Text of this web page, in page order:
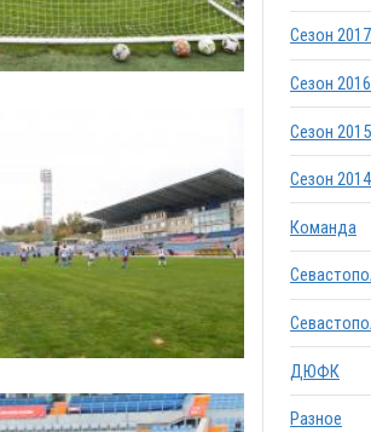
Сезон
Сезон
Сезон
Сезон
Команда
ДЮФК
Разное